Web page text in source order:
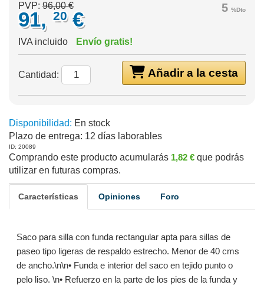
5 %Dto
PVP: 96,00 €
91, 20 €
IVA incluido Envío gratis!
Añadir a la cesta
Cantidad:
Disponibilidad: En stock
Plazo de entrega: 12 días laborables
ID: 20089
Comprando este producto acumularás 1,82 € que podrás
utilizar en futuras compras.
Características Opiniones Foro
Saco para silla con funda rectangular apta para sillas de
paseo tipo ligeras de respaldo estrecho. Menor de 40 cms
de ancho.\n\n• Funda e interior del saco en tejido punto o
pelo liso. \n• Refuerzo en la parte de los pies de la funda y